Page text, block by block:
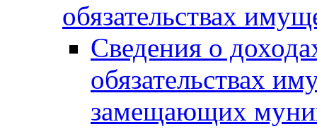
обязательствах
Сведения о
обязательствах
замещающих